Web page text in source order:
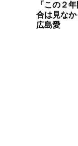
「この２
合は見な
広島愛